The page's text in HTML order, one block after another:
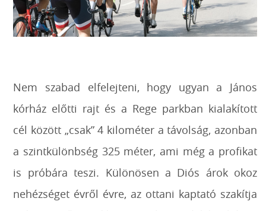
Nem szabad elfelejteni, hogy ugyan a János
kórház előtti rajt és a Rege parkban kialakított
cél között „csak” 4 kilométer a távolság, azonban
a szintkülönbség 325 méter, ami még a profikat
is próbára teszi. Különösen a Diós árok okoz
nehézséget évről évre, az ottani kaptató szakítja